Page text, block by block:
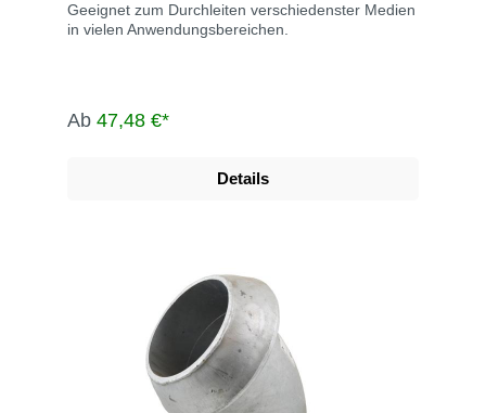
Geeignet zum Durchleiten verschiedenster Medien
in vielen Anwendungsbereichen.
Ab 47,48 €*
Details